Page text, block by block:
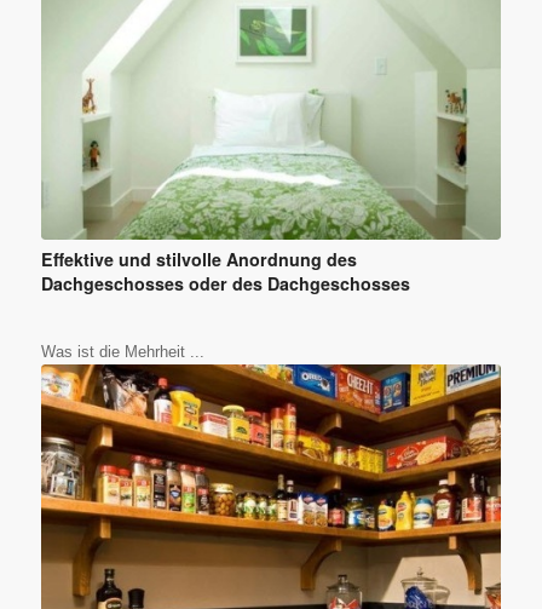
Effektive und stilvolle Anordnung des
Dachgeschosses oder des Dachgeschosses
Was ist die Mehrheit ...